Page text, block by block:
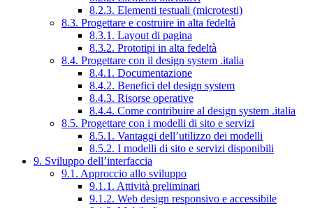
8.2.3. Elementi testuali (microtesti)
8.3. Progettare e costruire in alta fedeltà
8.3.1. Layout di pagina
8.3.2. Prototipi in alta fedeltà
8.4. Progettare con il design system .italia
8.4.1. Documentazione
8.4.2. Benefici del design system
8.4.3. Risorse operative
8.4.4. Come contribuire al design system .italia
8.5. Progettare con i modelli di sito e servizi
8.5.1. Vantaggi dell’utilizzo dei modelli
8.5.2. I modelli di sito e servizi disponibili
9. Sviluppo dell’interfaccia
9.1. Approccio allo sviluppo
9.1.1. Attività preliminari
9.1.2. Web design responsivo e accessibile